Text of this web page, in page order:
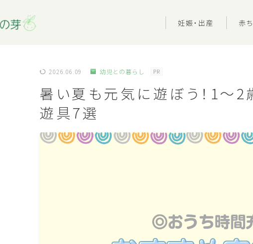
妊娠・出産 赤
2026.06.09 幼児との暮らし PR
暑い夏も元気に遊ぼう！1〜2
遊具7選